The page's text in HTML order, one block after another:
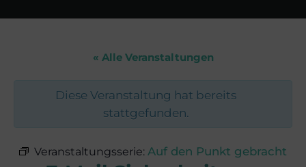
« Alle Veranstaltungen
Diese Veranstaltung hat bereits
stattgefunden.
Veranstaltungsserie: Auf den Punkt gebracht